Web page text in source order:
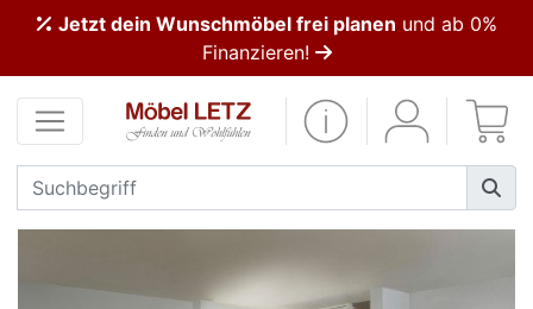
Jetzt dein Wunschmöbel frei planen und ab 0%
Finanzieren!
Kundenmeinungen
Anmelden
PREMIUM